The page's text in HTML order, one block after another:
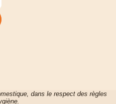
dans le respect des règles